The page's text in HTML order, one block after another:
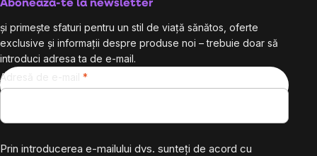
Abonează-te la newsletter
și primește sfaturi pentru un stil de viață sănătos, oferte
exclusive și informații despre produse noi – trebuie doar să
introduci adresa ta de e-mail.
Adresă de e-mail
Prin introducerea e-mailului dvs. sunteți de acord cu